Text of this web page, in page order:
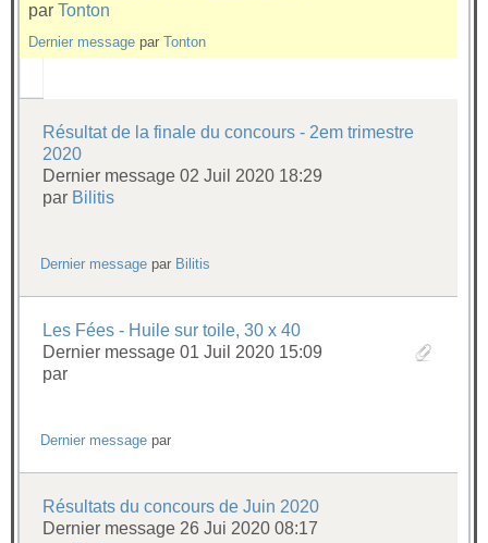
par Tonton
Dernier message par Tonton
Résultat de la finale du concours - 2em trimestre
2020
Dernier message 02 Juil 2020 18:29
par Bilitis
Dernier message par Bilitis
Les Fées - Huile sur toile, 30 x 40
Dernier message 01 Juil 2020 15:09
par
Dernier message par
Résultats du concours de Juin 2020
Dernier message 26 Jui 2020 08:17